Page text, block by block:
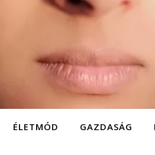
ÉLETMÓD GAZDASÁG